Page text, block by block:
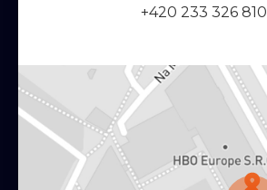
+420 233 326 810